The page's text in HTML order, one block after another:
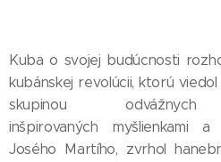
Kuba o svojej budúcnosti
kubánskej revolúcii, ktorú
skupinou
inšpirovaných myšlienkami
Josého Martího, zvrhol